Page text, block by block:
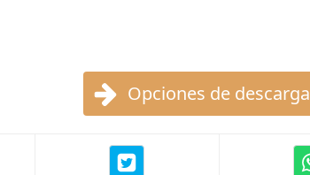
Opciones de descarga